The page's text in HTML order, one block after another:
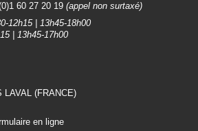
60 27 20 19 (appel non surtaxé)
12h15 | 13h45-18h00
| 13h45-17h00
LAVAL (FRANCE)
en ligne